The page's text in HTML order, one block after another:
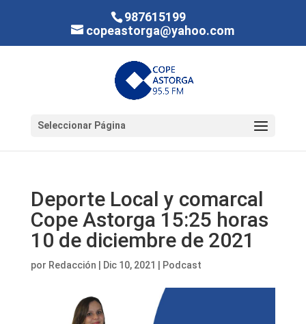
987615199
copeastorga@yahoo.com
Seleccionar Página
Deporte Local y comarcal
Cope Astorga 15:25 horas
10 de diciembre de 2021
por Redacción Dic 10, 2021 Podcast